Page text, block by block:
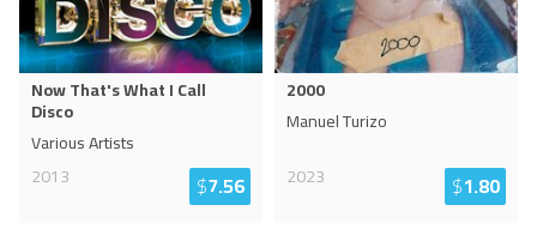
Now That's What I Call
Disco
Various Artists
2013
$7.56
2000
Manuel Turizo
2023
$1.80